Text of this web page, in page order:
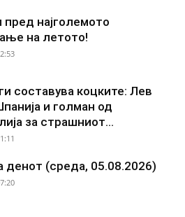
пред најголемото
на летото!
составува коцките: Лев
и голман од
за страшниот...
денот (среда, 05.08.2026)